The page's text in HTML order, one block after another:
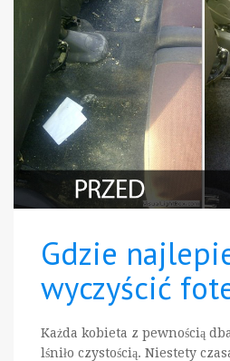
Gdzie
wyczyścić
Każda kobieta z pewnością
lśniło czystością. Niestety